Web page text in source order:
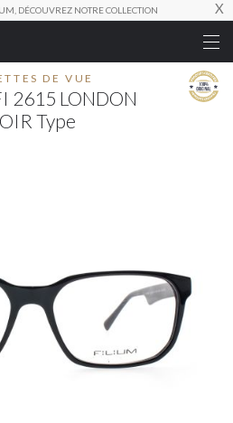
DÉCOUVREZ NOTRE COLLECTION X
DE VUE
2615 LONDON
Type